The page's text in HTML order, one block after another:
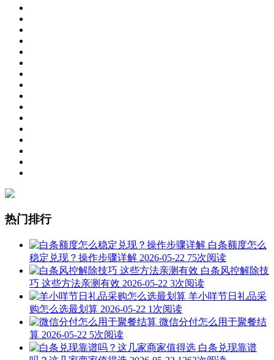
热门排行
白条额度怎么
稳定兑现？操作步骤详解 2026-05-22 75次阅读
白条风控解除技
巧 这些方法亲测有效 2026-05-22 3次阅读
羊小咩节日礼品采
购怎么选最划算 2026-05-22 1次阅读
微信分付怎么用于聚餐结
算 2026-05-22 5次阅读
白条兑现靠谱